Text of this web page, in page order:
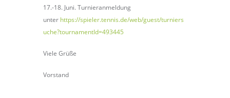
17.-18. Juni. Turnieranmeldung
unter https://spieler.tennis.de/web/guest/turniers
uche?tournamentId=493445
Viele Grüße
Vorstand